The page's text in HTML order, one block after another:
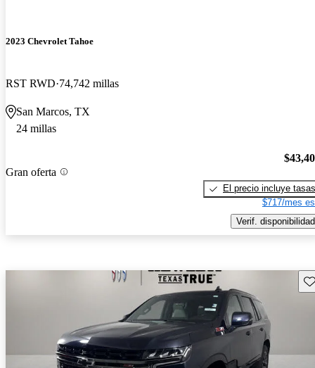
2023 Chevrolet Tahoe
RST RWD 74,742 millas
San Marcos, TX
24 millas
Gran oferta
El precio incluye tasas
$717/mes
Verif. disponibilidad